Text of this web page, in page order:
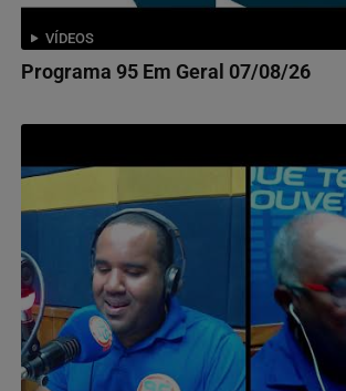
VÍDEOS
Programa 95 Em Geral 07/08/26